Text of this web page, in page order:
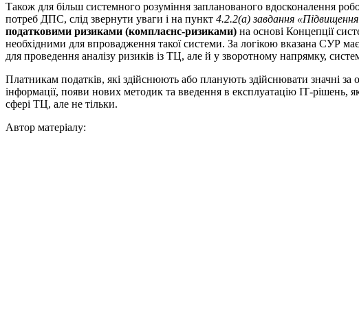
Також для більш системного розуміння запланованого вдосконалення
потреб ДПС, слід звернути уваги і на пункт 4.2.2(a) завдання
податковими ризиками (комплаєнс-ризиками) на основі Концепції
необхідними для впровадження такої системи. За логікою вказана СУР
для проведення аналізу ризиків із ТЦ, але й у зворотному напрямку,
Платникам податків, які здійснюють або планують здійснювати значні за
інформації, появи нових методик та введення в експлуатацію ІТ-рішень,
сфері ТЦ, але не тільки.
Автор матеріалу: